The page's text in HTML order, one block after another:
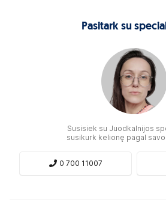
Pasitark su
Susisiek su Juodkalnijos
susikurk kelionę pagal
0 700 11007